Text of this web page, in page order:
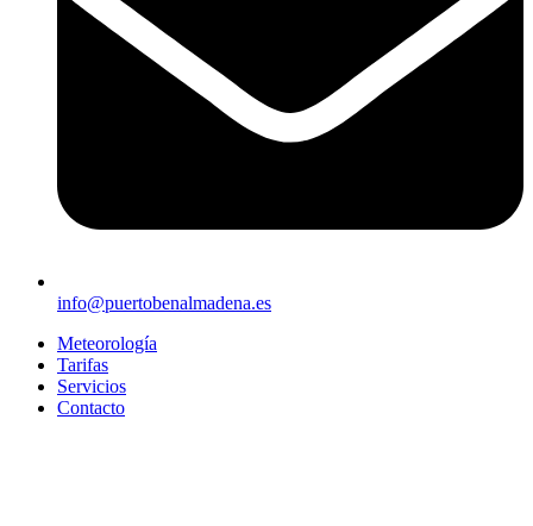
info@puertobenalmadena.es
Meteorología
Tarifas
Servicios
Contacto